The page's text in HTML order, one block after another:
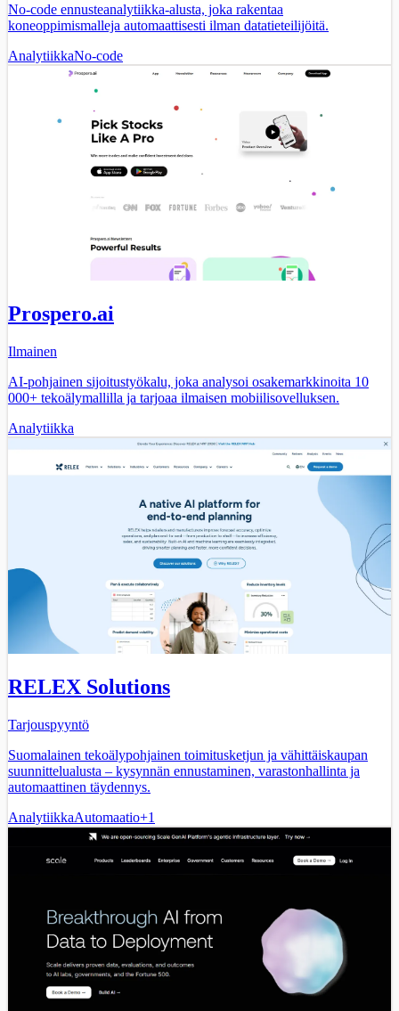
No-code ennusteanalytiikka-alusta, joka rakentaa
koneoppimismalleja automaattisesti ilman datatieteilijöitä.
AnalytiikkaNo-code
Prospero.ai
Ilmainen
AI-pohjainen sijoitustyökalu, joka analysoi osakemarkkinoita 10
000+ tekoälymallilla ja tarjoaa ilmaisen mobiilisovelluksen.
Analytiikka
RELEX Solutions
Tarjouspyyntö
Suomalainen tekoälypohjainen toimitusketjun ja vähittäiskaupan
suunnittelualusta – kysynnän ennustaminen, varastonhallinta ja
automaattinen täydennys.
AnalytiikkaAutomaatio+1